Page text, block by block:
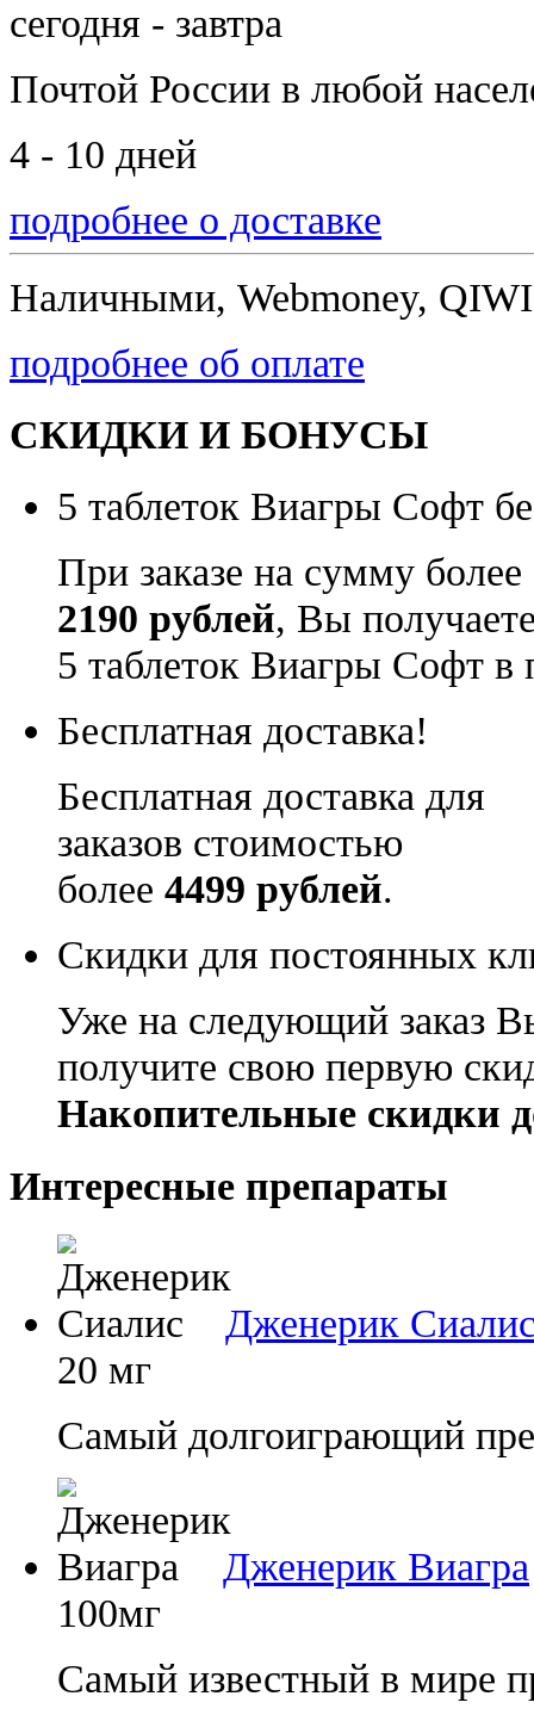
сегодня - завтра
Почтой России в любой
4 - 10 дней
подробнее о доставке
Наличными, Webmoney,
подробнее об оплате
СКИДКИ И БОНУСЫ
5 таблеток Виагры Софт
При заказе на сумму более
2190 рублей, Вы
5 таблеток Виагры Софт в
Бесплатная доставка!
Бесплатная доставка для
заказов стоимостью
более 4499 рублей.
Скидки для постоянных
Уже на следующий заказ
получите свою первую
Накопительные скидки
Интересные препараты
Дженерик
20 мг
Самый долгоиграющий
Дженерик Виагра
100мг
Самый известный в мире